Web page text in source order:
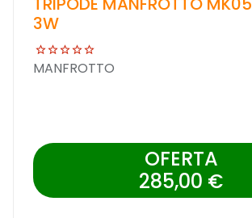
3W
MANFROTTO
OFERTA
285,00 €